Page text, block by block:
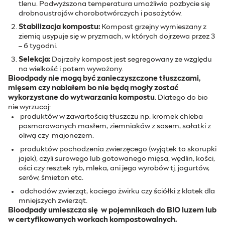
tlenu. Podwyższona temperatura umożliwia pozbycie się
drobnoustrojów chorobotwórczych i pasożytów.
Stabilizacja kompostu: Kompost grzejny wymieszany z
ziemią usypuje się w pryzmach, w których dojrzewa przez 3
– 6 tygodni.
Selekcja: Dojrzały kompost jest segregowany ze względu
na wielkość i potem wywożony.
Bioodpady nie mogą być zanieczyszczone tłuszczami,
mięsem czy nabiałem bo nie będą mogły zostać
wykorzystane do wytwarzania kompostu. Dlatego do bio
nie wyrzucaj:
produktów w zawartością tłuszczu np. kromek chleba
posmarowanych masłem, ziemniaków z sosem, sałatki z
oliwą czy majonezem.
produktów pochodzenia zwierzęcego (wyjątek to skorupki
jajek), czyli surowego lub gotowanego mięsa, wędlin, kości,
ości czy resztek ryb, mleka, ani jego wyrobów tj. jogurtów,
serów, śmietan etc.
odchodów zwierząt, kociego żwirku czy ściółki z klatek dla
mniejszych zwierząt.
Bioodpady umieszcza się w pojemnikach do BIO luzem lub
w certyfikowanych workach kompostowalnych.